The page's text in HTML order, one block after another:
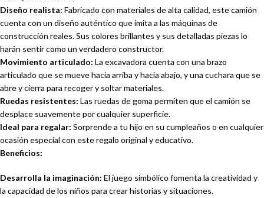
Diseño realista: Fabricado con materiales de alta calidad, este camión
cuenta con un diseño auténtico que imita a las máquinas de
construcción reales. Sus colores brillantes y sus detalladas piezas lo
harán sentir como un verdadero constructor.
Movimiento articulado: La excavadora cuenta con una brazo
articulado que se mueve hacia arriba y hacia abajo, y una cuchara que se
abre y cierra para recoger y soltar materiales.
Ruedas resistentes: Las ruedas de goma permiten que el camión se
desplace suavemente por cualquier superficie.
Ideal para regalar: Sorprende a tu hijo en su cumpleaños o en cualquier
ocasión especial con este regalo original y educativo.
Beneficios:
Desarrolla la imaginación: El juego simbólico fomenta la creatividad y
la capacidad de los niños para crear historias y situaciones.